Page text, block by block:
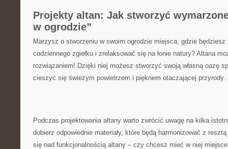
Projekty altan: Jak stworzyć
w ogrodzie”
Marzysz o stworzeniu w swoim ogrodzie miejsca, gdzie będziesz
codziennego zgiełku i ‍zrelaksować się ‌na łonie natury? Altana
rozwiązaniem! Dzięki niej możesz⁤ stworzyć swoją własną oazę
cieszyć się świeżym ​powietrzem‍ i ‍pięknem otaczającej przyrody.
Podczas projektowania altany warto zwrócić uwagę na kilka⁣
dobierz odpowiednie materiały, które będą harmonizować z
się nad funkcjonalnością altany – czy chcesz mieć w niej